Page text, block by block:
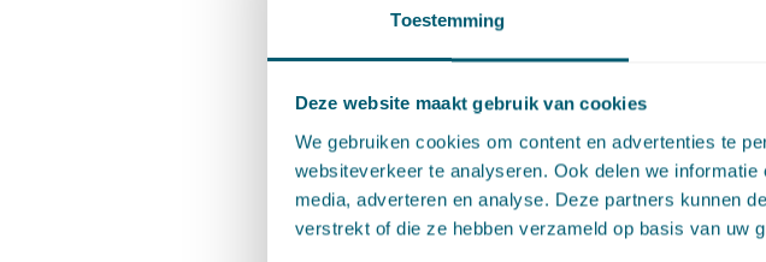
Toestemming
Deze website maakt gebruik van cookies
We gebruiken cookies om content en advertenties te
websiteverkeer te analyseren. Ook delen we
media, adverteren en analyse. Deze partners kunnen
verstrekt of die ze hebben verzameld op basis van uw
Hoe was het
de
De Ow sloot aan bij de
Wabo. Het bestuursorgaan dat
omgevingsplan, het stellen van